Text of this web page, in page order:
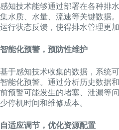
感知技术能够通过部署在各种排
集水质、水量、流速等关键数据
运行状态反馈，使得排水管理更加
智能化预警，预防性维护
基于感知技术收集的数据，系统
智能化预警。通过分析历史数据
前预警可能发生的堵塞、泄漏等
少停机时间和维修成本。
自适应调节，优化资源配置